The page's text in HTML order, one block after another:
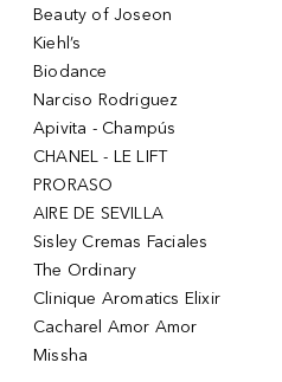
Beauty of Joseon
Kiehl’s
Biodance
Narciso Rodriguez
Apivita - Champús
CHANEL - LE LIFT
PRORASO
AIRE DE SEVILLA
Sisley Cremas Faciales
The Ordinary
Clinique Aromatics Elixir
Cacharel Amor Amor
Missha